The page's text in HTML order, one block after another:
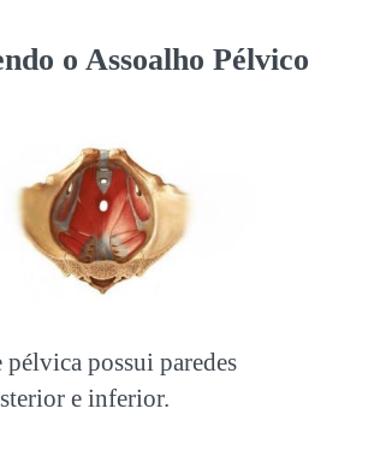
o Assoalho Pélvico
possui paredes
e inferior.